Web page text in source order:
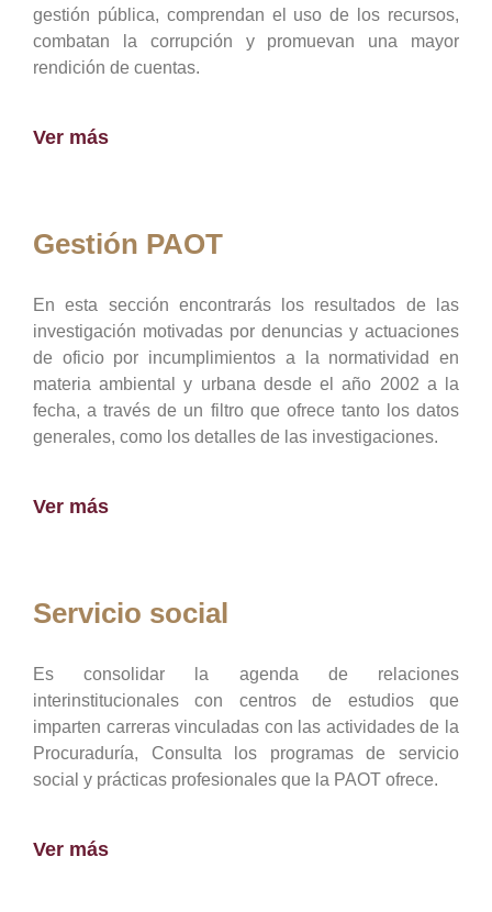
gestión pública, comprendan el uso de los recursos,
combatan la corrupción y promuevan una mayor
rendición de cuentas.
Ver más
Gestión PAOT
En esta sección encontrarás los resultados de las
investigación motivadas por denuncias y actuaciones
de oficio por incumplimientos a la normatividad en
materia ambiental y urbana desde el año 2002 a la
fecha, a través de un filtro que ofrece tanto los datos
generales, como los detalles de las investigaciones.
Ver más
Servicio social
Es consolidar la agenda de relaciones
interinstitucionales con centros de estudios que
imparten carreras vinculadas con las actividades de la
Procuraduría, Consulta los programas de servicio
social y prácticas profesionales que la PAOT ofrece.
Ver más